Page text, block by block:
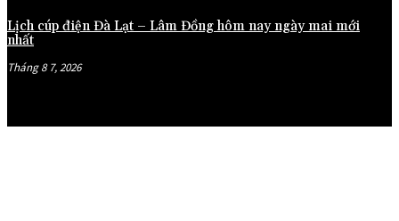
Lịch cúp điện Đà Lạt – Lâm Đồng hôm nay ngày mai mới
nhất
Tháng 8 7, 2026